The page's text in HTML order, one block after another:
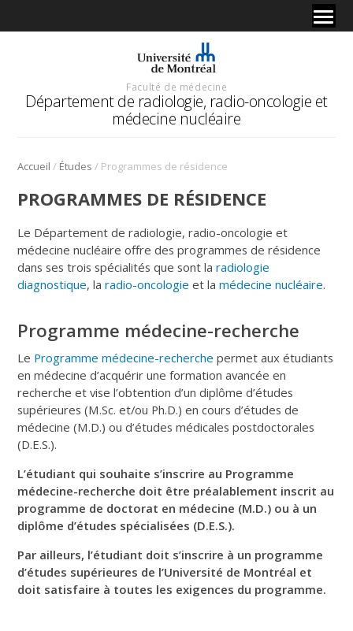
Faculté de médecine
Département de radiologie, radio-oncologie et
médecine nucléaire
Accueil / Études / Programmes de résidence
PROGRAMMES DE RÉSIDENCE
Le Département de radiologie, radio-oncologie et
médecine nucléaire offre des programmes de résidence
dans ses trois spécialités que sont laradiologie
diagnostique, laradio-oncologie et lamédecine nucléaire.
Programme médecine-recherche
Le Programme médecine-recherche permet aux étudiants
en médecine d’acquérir une formation avancée en
recherche et vise l’obtention d’un diplôme d’études
supérieures (M.Sc. et/ou Ph.D.) en cours d’études de
médecine (M.D.) ou d’études médicales postdoctorales
(D.E.S.).
L’étudiant qui souhaite s’inscrire au Programme
médecine-recherche doit être préalablement inscrit au
programme de doctorat en médecine (M.D.) ou à un
diplôme d’études spécialisées (D.E.S.).
Par ailleurs, l’étudiant doit s’inscrire à un programme
d’études supérieures de l’Université de Montréal et
doit satisfaire à toutes les exigences du programme.